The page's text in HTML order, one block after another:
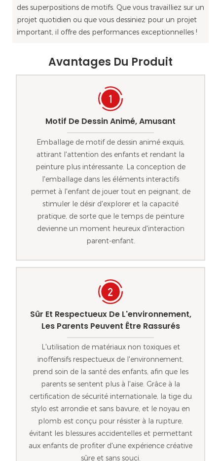
des superpositions de motifs. Que vous travailliez sur un
projet quotidien ou que vous dessiniez pour un projet
important, il offre des performances exceptionnelles !
Avantages Du Produit
Motif De Dessin Animé, Amusant
Emballage de motif de dessin animé exquis,
attirant l'attention des enfants et rendant la
peinture plus intéressante. La conception de
l'emballage dans les éléments interactifs
permet à l'enfant de jouer tout en peignant, de
stimuler le désir d'explorer et la capacité
pratique, de sorte que le temps de peinture
devienne un moment heureux d'interaction
parent-enfant.
Sûr Et Respectueux De L'environnement,
Les Parents Peuvent Être Rassurés
L'utilisation de matériaux non toxiques et
inoffensifs respectueux de l'environnement,
prend soin de la santé des enfants, afin que les
parents se sentent plus à l'aise. Grâce à la
certification de sécurité internationale, la tige du
stylo est arrondie et sans bavure, et le noyau en
plomb est conçu pour résister à la rupture,
évitant les blessures accidentelles et permettant
aux enfants de profiter d'une expérience créative
sûre et sans souci.